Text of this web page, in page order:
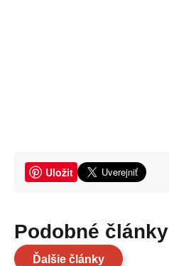
Uložit
Podobné články
Ďalšie články